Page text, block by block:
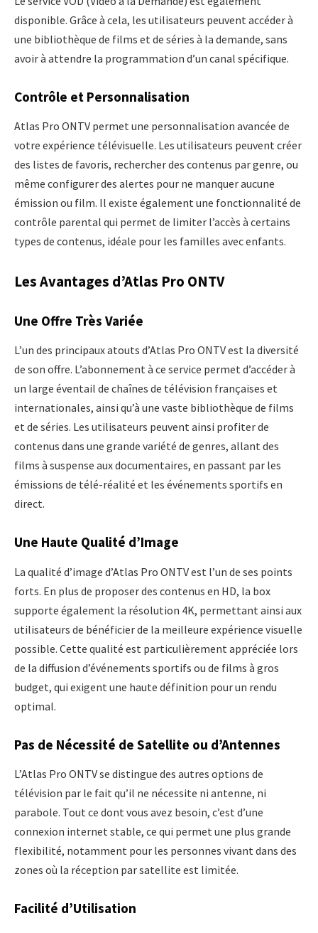
disponible. Grâce à cela, les utilisateurs peuvent accéder à
une bibliothèque de films et de séries à la demande, sans
avoir à attendre la programmation d’un canal spécifique.
Contrôle et Personnalisation
Atlas Pro ONTV permet une personnalisation avancée de
votre expérience télévisuelle. Les utilisateurs peuvent créer
des listes de favoris, rechercher des contenus par genre, ou
même configurer des alertes pour ne manquer aucune
émission ou film. Il existe également une fonctionnalité de
contrôle parental qui permet de limiter l’accès à certains
types de contenus, idéale pour les familles avec enfants.
Les Avantages d’Atlas Pro ONTV
Une Offre Très Variée
L’un des principaux atouts d’Atlas Pro ONTV est la diversité
de son offre. L’abonnement à ce service permet d’accéder à
un large éventail de chaînes de télévision françaises et
internationales, ainsi qu’à une vaste bibliothèque de films
et de séries. Les utilisateurs peuvent ainsi profiter de
contenus dans une grande variété de genres, allant des
films à suspense aux documentaires, en passant par les
émissions de télé-réalité et les événements sportifs en
direct.
Une Haute Qualité d’Image
La qualité d’image d’Atlas Pro ONTV est l’un de ses points
forts. En plus de proposer des contenus en HD, la box
supporte également la résolution 4K, permettant ainsi aux
utilisateurs de bénéficier de la meilleure expérience visuelle
possible. Cette qualité est particulièrement appréciée lors
de la diffusion d’événements sportifs ou de films à gros
budget, qui exigent une haute définition pour un rendu
optimal.
Pas de Nécessité de Satellite ou d’Antennes
L’Atlas Pro ONTV se distingue des autres options de
télévision par le fait qu’il ne nécessite ni antenne, ni
parabole. Tout ce dont vous avez besoin, c’est d’une
connexion internet stable, ce qui permet une plus grande
flexibilité, notamment pour les personnes vivant dans des
zones où la réception par satellite est limitée.
Facilité d’Utilisation